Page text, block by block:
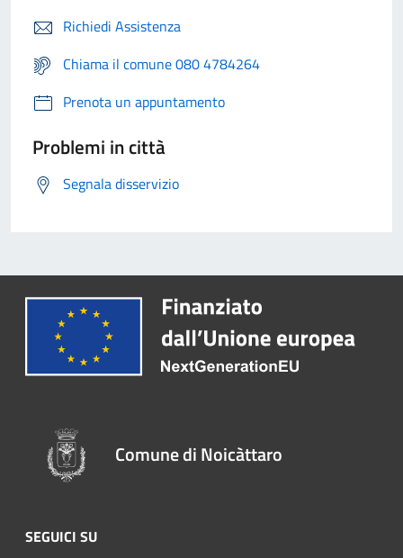
Richiedi Assistenza
Chiama il comune 080 4784264
Prenota un appuntamento
Problemi in città
Segnala disservizio
Comune di Noicàttaro
SEGUICI SU